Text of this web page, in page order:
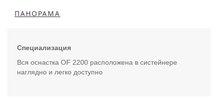
ПАНОРАМА
Специализация
Вся оснастка OF 2200 расположена в систейнере
наглядно и легко доступно